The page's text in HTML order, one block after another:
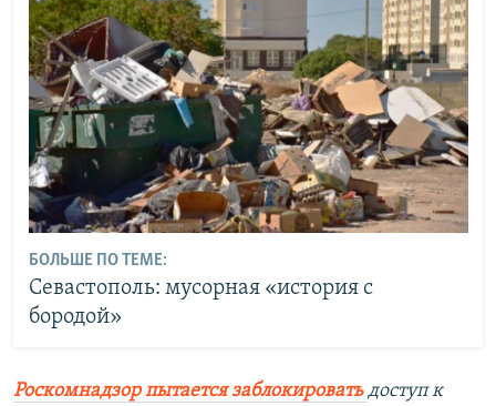
БОЛЬШЕ ПО ТЕМЕ:
Севастополь: мусорная «история с
бородой»
Роскомнадзор пытается заблокировать доступ к